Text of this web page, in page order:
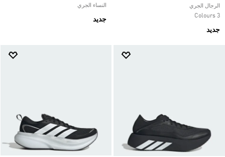
الرجال الجري
3 Colours
جديد
النساء الجري
جديد